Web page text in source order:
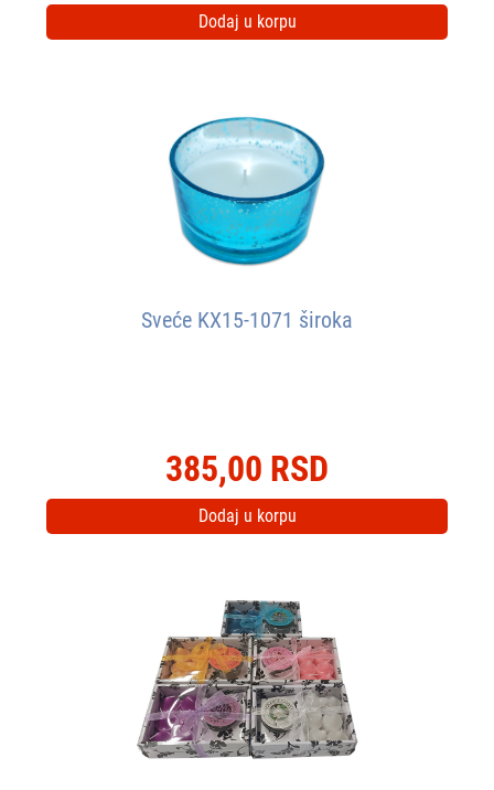
Dodaj u korpu
Sveće KX15-1071 široka
385,00 RSD
Dodaj u korpu